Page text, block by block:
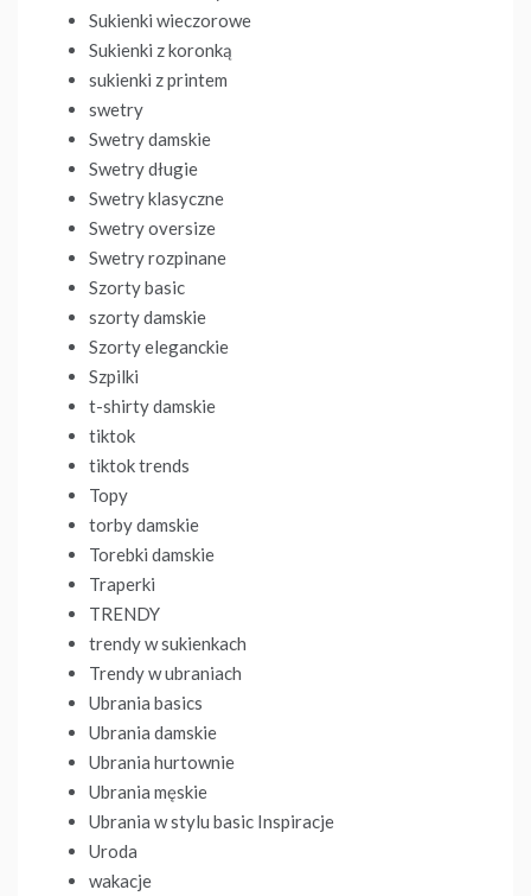
Sukienki wieczorowe
Sukienki z koronką
sukienki z printem
swetry
Swetry damskie
Swetry długie
Swetry klasyczne
Swetry oversize
Swetry rozpinane
Szorty basic
szorty damskie
Szorty eleganckie
Szpilki
t-shirty damskie
tiktok
tiktok trends
Topy
torby damskie
Torebki damskie
Traperki
TRENDY
trendy w sukienkach
Trendy w ubraniach
Ubrania basics
Ubrania damskie
Ubrania hurtownie
Ubrania męskie
Ubrania w stylu basic Inspiracje
Uroda
wakacje